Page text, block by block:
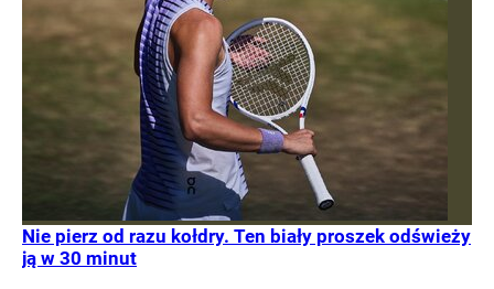
Nie pierz od razu kołdry. Ten biały proszek odświeży
ją w 30 minut